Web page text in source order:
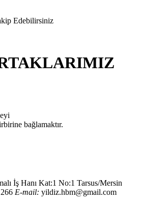
Edebilirsiniz
bağlamaktır.
İş Hanı Kat:1 No:1 Tarsus/Mersin
E-mail: yildiz.hbm@gmail.com